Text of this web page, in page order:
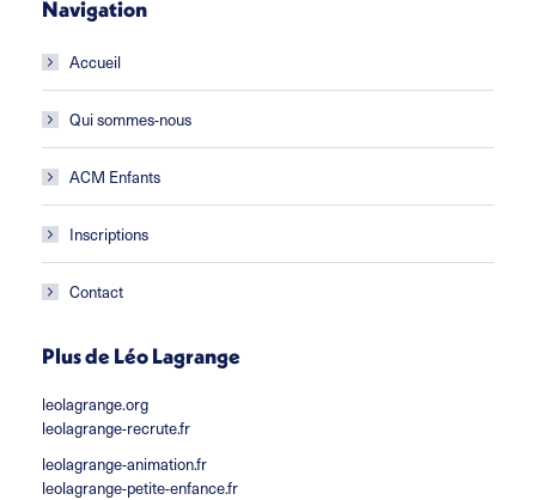
Navigation
Accueil
Qui sommes-nous
ACM Enfants
Inscriptions
Contact
Plus de Léo Lagrange
leolagrange.org
leolagrange-recrute.fr
leolagrange-animation.fr
leolagrange-petite-enfance.fr